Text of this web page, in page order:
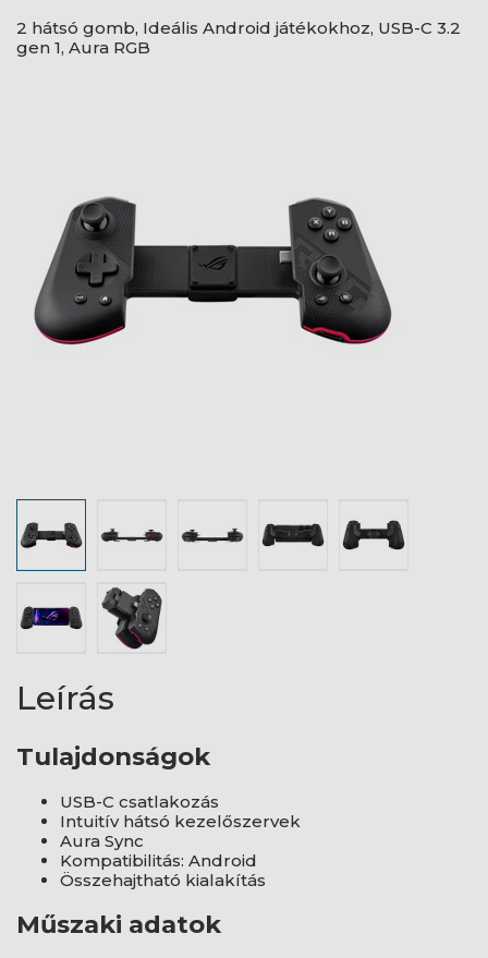
2 hátsó gomb, Ideális Android játékokhoz, USB-C 3.2
gen 1, Aura RGB
Leírás
Tulajdonságok
USB-C csatlakozás
Intuitív hátsó kezelőszervek
Aura Sync
Kompatibilitás: Android
Összehajtható kialakítás
Műszaki adatok